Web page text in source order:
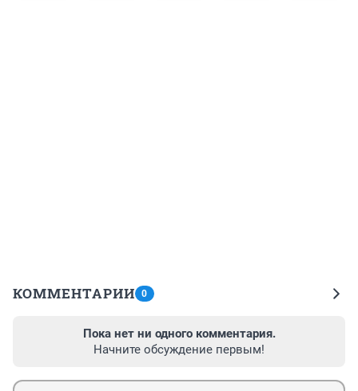
КОММЕНТАРИИ 0
Пока нет ни одного комментария.
Начните обсуждение первым!